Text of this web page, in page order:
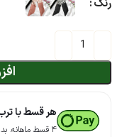
هر قسط با
۴ قسط ماهانه. بدون سود، چک و ضامن.